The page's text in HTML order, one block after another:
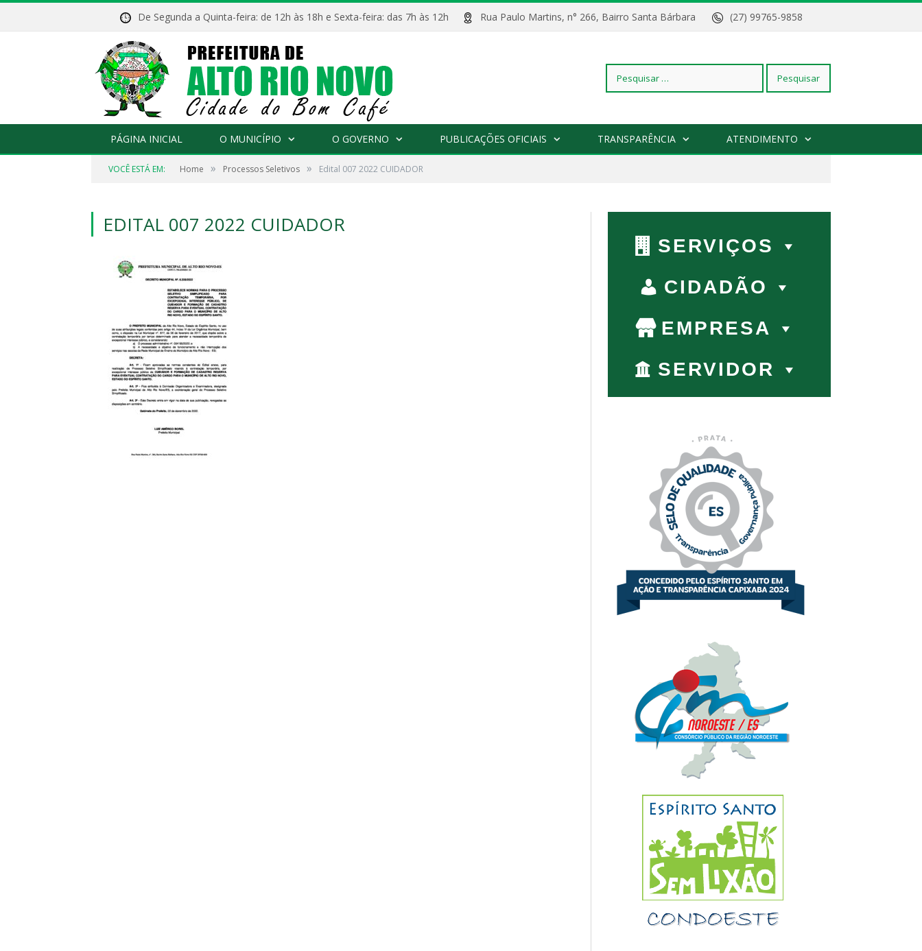
De Segunda a Quinta-feira: de 12h às 18h e Sexta-feira: das 7h às 12h Rua Paulo Martins, n° 266, Bairro Santa Bárbara (27) 99765-9858
Pesquisar
PÁGINA INICIAL O MUNICÍPIO O GOVERNO PUBLICAÇÕES OFICIAIS TRANSPARÊNCIA ATENDIMENTO
VOCÊ ESTÁ EM: Home » Processos Seletivos » Edital 007 2022 CUIDADOR
EDITAL 007 2022 CUIDADOR
SERVIÇOS
CIDADÃO
EMPRESA
SERVIDOR